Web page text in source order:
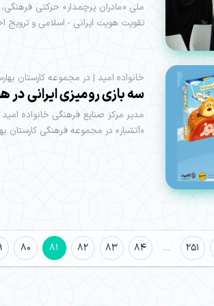
ملی «مادران پرچمدار» حرکتی
تقویت هویت ایرانی - اسلامی و ترویج
خانواده امید | در مجموعه کارستان
سه بازی رومیزی ایرانی
مدیر مرکز صنایع فرهنگی خانواده امید
«آتشبار» در مجموعه فرهنگی کارستان
80 81 82 83 84 … 251